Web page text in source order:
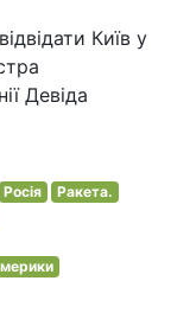
Київ у
Девіда
Росія
Ракета.